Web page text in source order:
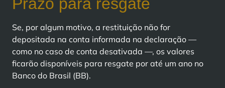
Se, por algum motivo, a restituição não for
depositada na conta informada na declaração —
como no caso de conta desativada —, os valores
ficarão disponíveis para resgate por até um ano no
Banco do Brasil (BB).